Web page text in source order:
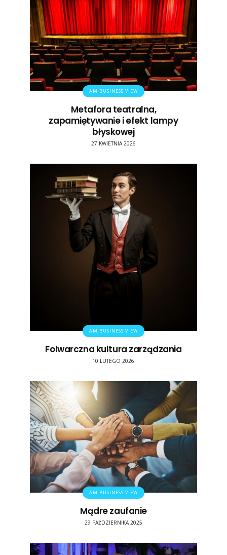
AM BUSINESS VIEW
Metafora teatralna,
zapamiętywanie i efekt lampy
błyskowej
27 KWIETNIA 2026
AM BUSINESS VIEW
Folwarczna kultura zarządzania
10 LUTEGO 2026
AM BUSINESS VIEW
Mądre zaufanie
29 PAŹDZIERNIKA 2025